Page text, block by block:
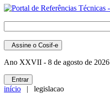
Assine o Cosif-e
Ano XXVII - 8 de agosto de 2026
Entrar
início | legislacao